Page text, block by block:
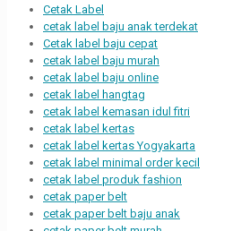
Cetak Label
cetak label baju anak terdekat
Cetak label baju cepat
cetak label baju murah
cetak label baju online
cetak label hangtag
cetak label kemasan idul fitri
cetak label kertas
cetak label kertas Yogyakarta
cetak label minimal order kecil
cetak label produk fashion
cetak paper belt
cetak paper belt baju anak